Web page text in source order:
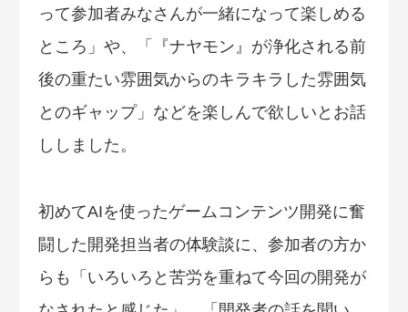
って参加者みなさんが一緒になって楽しめる
ところ」や、「『ナヤモン』が浄化される前
後の重たい雰囲気からのキラキラした雰囲気
とのギャップ」などを楽しんで欲しいとお話
ししました。
初めてAIを使ったゲームコンテンツ開発に奮
闘した開発担当者の体験談に、参加者の方か
らも「いろいろと苦労を重ねて今回の開発が